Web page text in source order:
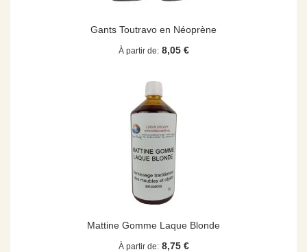
Gants Toutravo en Néoprène
À partir de 8,05 €
Mattine Gomme Laque Blonde
À partir de 8,75 €